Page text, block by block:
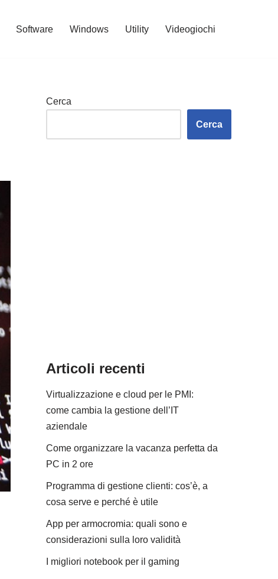
Software Windows Utility Videogiochi
Cerca
Cerca
Articoli recenti
Virtualizzazione e cloud per le PMI:
come cambia la gestione dell’IT
aziendale
Come organizzare la vacanza perfetta da
PC in 2 ore
Programma di gestione clienti: cos’è, a
cosa serve e perché è utile
App per armocromia: quali sono e
considerazioni sulla loro validità
I migliori notebook per il gaming